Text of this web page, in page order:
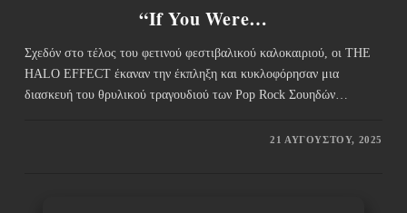
“If You Were…
Σχεδόν στο τέλος του φετινού φεστιβαλικού καλοκαιριού, οι THE
HALO EFFECT έκαναν την έκπληξη και κυκλοφόρησαν μια
διασκευή του θρυλικού τραγουδιού των Pop Rock Σουηδών…
21 ΑΥΓΟΎΣΤΟΥ, 2025